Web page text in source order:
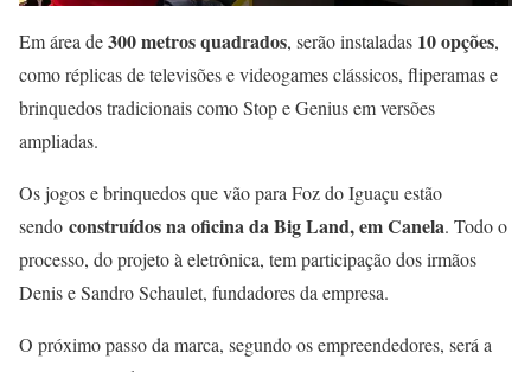
Em área de300 metros quadrados, serão instaladas 10 opções,
como réplicas de televisões e videogames clássicos, fliperamas e
brinquedos tradicionais como Stop e Genius em versões
ampliadas.
Os jogos e brinquedos que vão para Foz do Iguaçu estão
sendo construídos na oficina da Big Land, em Canela. Todo o
processo, do projeto à eletrônica, tem participação dos irmãos
Denis e Sandro Schaulet, fundadores da empresa.
O próximo passo da marca, segundo os empreendedores, será a